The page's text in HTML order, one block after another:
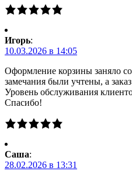
Игорь:
10.03.2026 в 14:05
Оформление корзины заняло
замечания были учтены, а
Уровень обслуживания
Спасибо!
Саша:
28.02.2026 в 13:31